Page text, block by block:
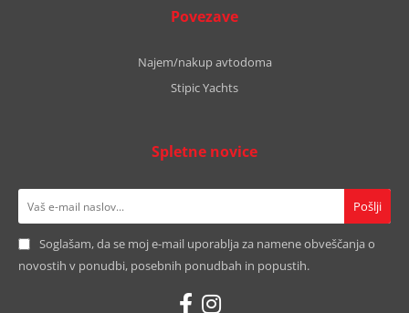
Povezave
Najem/nakup avtodoma
Stipic Yachts
Spletne novice
Soglašam, da se moj e-mail uporablja za namene obveščanja o
novostih v ponudbi, posebnih ponudbah in popustih.